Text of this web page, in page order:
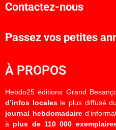
Contactez-nous
Passez vos petites
À PROPOS
Hebdo25 éditions Grand
d’infos localesle plus diffusé
journal hebdomadaire
à plus de 110 000